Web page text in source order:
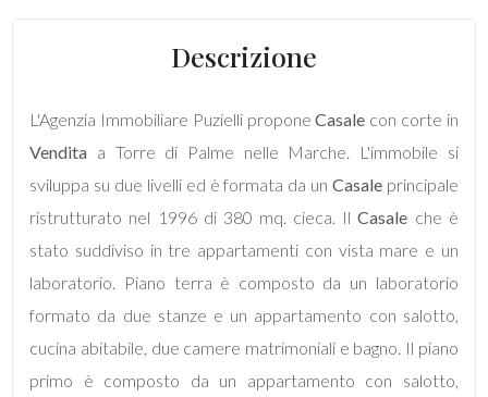
Descrizione
L'Agenzia Immobiliare Puzielli proponeCasale con corte in
Vendita a Torre di Palme nelle Marche. L'immobile si
sviluppa su due livelli ed è formata da un Casaleprincipale
ristrutturato nel 1996 di 380 mq. cieca. IlCasale che è
stato suddiviso in tre appartamenti con vista mare e un
laboratorio. Piano terra è composto da un laboratorio
formato da due stanze e un appartamento con salotto,
cucina abitabile, due camere matrimoniali e bagno. Il piano
primo è composto da un appartamento con salotto,
minimi
Qualsiasi
1